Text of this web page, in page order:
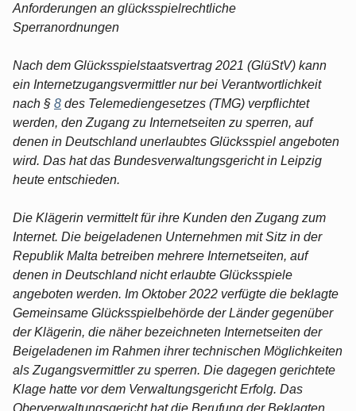
Anforderungen an glücksspielrechtliche
Sperranordnungen
Nach dem Glücksspielstaatsvertrag 2021 (GlüStV) kann
ein Internetzugangsvermittler nur bei Verantwortlichkeit
nach § 8 des Telemediengesetzes (TMG) verpflichtet
werden, den Zugang zu Internetseiten zu sperren, auf
denen in Deutschland unerlaubtes Glücksspiel angeboten
wird. Das hat das Bundesverwaltungsgericht in Leipzig
heute entschieden.
Die Klägerin vermittelt für ihre Kunden den Zugang zum
Internet. Die beigeladenen Unternehmen mit Sitz in der
Republik Malta betreiben mehrere Internetseiten, auf
denen in Deutschland nicht erlaubte Glücksspiele
angeboten werden. Im Oktober 2022 verfügte die beklagte
Gemeinsame Glücksspielbehörde der Länder gegenüber
der Klägerin, die näher bezeichneten Internetseiten der
Beigeladenen im Rahmen ihrer technischen Möglichkeiten
als Zugangsvermittler zu sperren. Die dagegen gerichtete
Klage hatte vor dem Verwaltungsgericht Erfolg. Das
Oberverwaltungsgericht hat die Berufung der Beklagten